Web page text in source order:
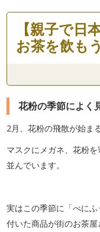
【親子で日
お茶を飲もう
花粉の季節によく
2月、花粉の飛散が始ま
マスクにメガネ、花粉
並んでいます。
実はこの季節に「べに
付いた商品が街のお茶